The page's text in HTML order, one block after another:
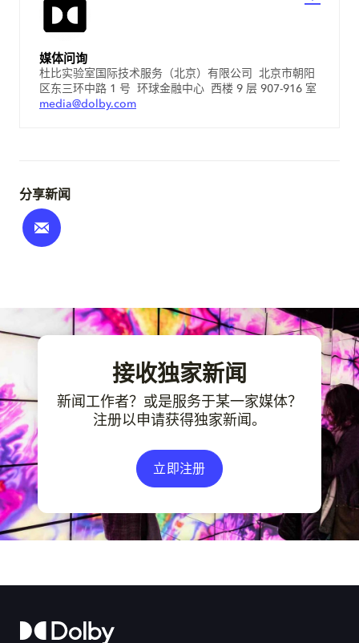
媒体问询
杜比实验室国际技术服务（北京）有限公司 北京市朝阳
区东三环中路 1 号 环球金融中心 西楼 9 层 907-916 室
media@dolby.com
分享新闻
接收独家新闻
新闻工作者？或是服务于某一家媒体？
注册以申请获得独家新闻。
立即注册